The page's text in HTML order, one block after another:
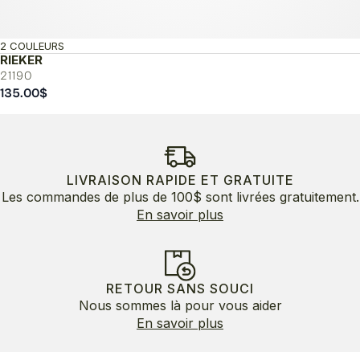
RIEKER
21190
2 COULEURS
135.00$
LIVRAISON RAPIDE ET GRATUITE
Les commandes de plus de 100$ sont livrées gratuitement.
En savoir plus
RETOUR SANS SOUCI
Nous sommes là pour vous aider
En savoir plus